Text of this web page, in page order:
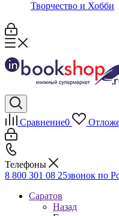
Творчество и Хобби
Сравнение0
Телефоны
8 800 301 08 25звонок по
Саратов
Назад